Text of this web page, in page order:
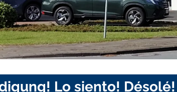
Lo siento! Désolé!